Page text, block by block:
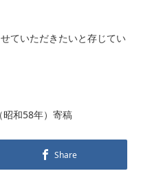
ていただきたいと存じてい
和58年）寄稿
Share